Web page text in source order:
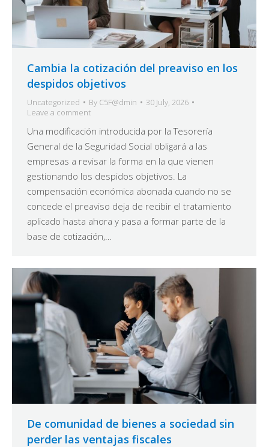
Cambia la cotización del preaviso en los
despidos objetivos
Uncategorized By C5F@dmin
30 July, 2026
Leave a comment
Una modificación introducida por la Tesorería
General de la Seguridad Social obligará a las
empresas a revisar la forma en la que vienen
gestionando los despidos objetivos. La
compensación económica abonada cuando no se
concede el preaviso deja de recibir el tratamiento
aplicado hasta ahora y pasa a formar parte de la
base de cotización,…
De comunidad de bienes a sociedad sin
perder las ventajas fiscales